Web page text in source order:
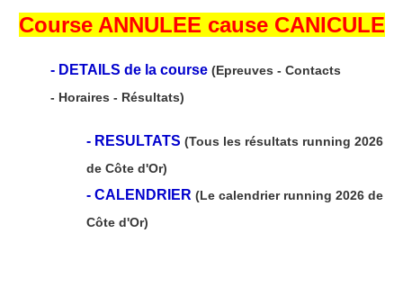
Course ANNULEE cause CANICULE
- DETAILS de la course (Epreuves - Contacts
- Horaires - Résultats)
- RESULTATS (Tous les résultats running 2026
de Côte d'Or)
- CALENDRIER (Le calendrier running 2026 de
Côte d'Or)